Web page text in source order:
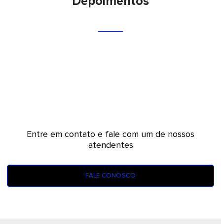
Entre em contato e fale com um de nossos
atendentes
FALE CONOSCO